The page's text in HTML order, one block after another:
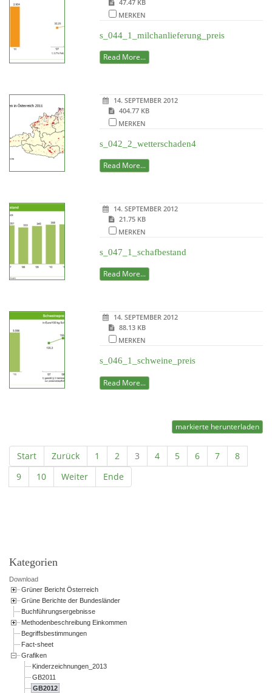
47.47 KB
MERKEN
s_044_1_milchanlieferung_preis
Read More...
14. SEPTEMBER 2012
404.77 KB
MERKEN
s_042_2_wetterschaden4
Read More...
14. SEPTEMBER 2012
21.75 KB
MERKEN
s_047_1_schafbestand
Read More...
14. SEPTEMBER 2012
88.13 KB
MERKEN
s_046_1_schweine_preis
Read More...
markierte herunterladen
Start Zurück 1 2 3 4 5 6 7
8
9
10 Weiter Ende
Kategorien
Download
Grüner Bericht Österreich
Grüne Berichte der Bundesländer
Buchführungsergebnisse
Methodenbeschreibung Einkommen
Begriffsbestimmungen
Fact-sheet
Grafiken
Kinderzeichnungen_2013
GB2011
GB2012